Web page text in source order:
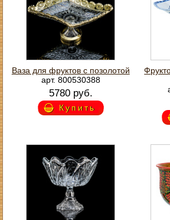
Ваза для фруктов с позолотой
арт. 800530388
5780 руб.
Купить